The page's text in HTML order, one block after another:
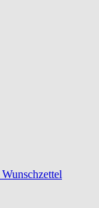
Wunschzettel